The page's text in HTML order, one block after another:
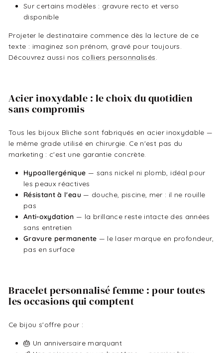
Sur certains modèles : gravure recto et verso
disponible
Projeter le destinataire commence dès la lecture de ce
texte : imaginez son prénom, gravé pour toujours.
Découvrez aussi nos colliers personnalisés
Acier inoxydable : le choix du quotidien
sans compromis
Tous les bijoux Bliche sont fabriqués en acier inoxydable —
le même grade utilisé en chirurgie. Ce n'est pas du
marketing : c'est une garantie concrète.
Hypoallergénique — sans nickel ni plomb, idéal pour
les peaux réactives
Résistant à l'eau — douche, piscine, mer : il ne rouille
pas
Anti-oxydation — la brillance reste intacte des années
sans entretien
Gravure permanente — le laser marque en profondeur,
pas en surface
Bracelet personnalisé femme : pour toutes
les occasions qui comptent
Ce bijou s'offre pour :
🎂 Un anniversaire marquant